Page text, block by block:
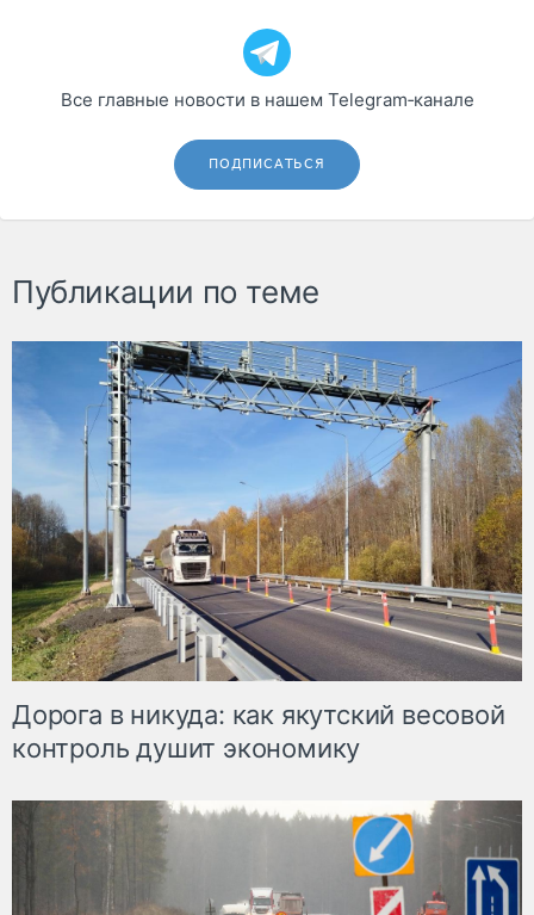
Все главные новости в нашем Telegram‑канале
ПОДПИСАТЬСЯ
Публикации по теме
Дорога в никуда: как якутский весовой
контроль душит экономику